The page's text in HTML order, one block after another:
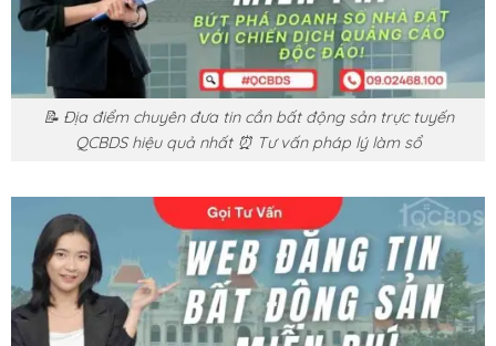
📝 Địa điểm chuyên đưa tin cần bất động sản trực tuyến
QCBDS hiệu quả nhất ⏰ Tư vấn pháp lý làm sổ